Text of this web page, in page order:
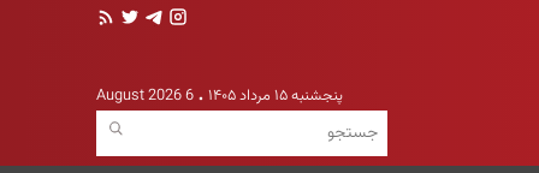
پنجشنبه ۱۵ مرداد ۱۴۰۵ 6 August 2026